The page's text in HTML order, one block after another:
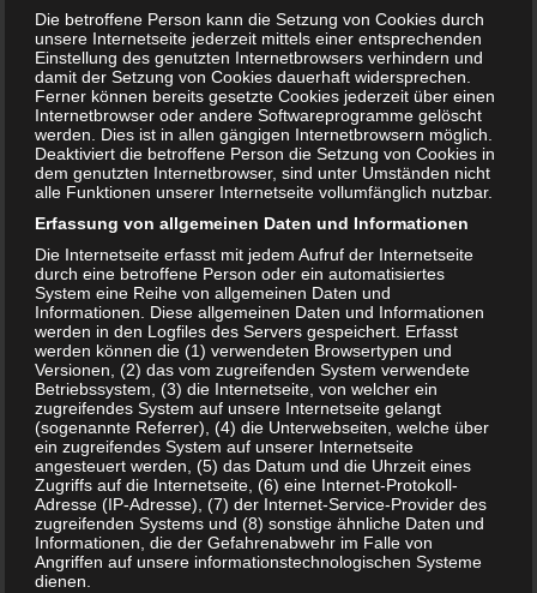
Curry in der Schwangerschaft – schädlich?
Geschenkideen für 3-Jährige
Die betroffene Person kann die Setzung von Cookies durch
unsere Internetseite jederzeit mittels einer entsprechenden
Einstellung des genutzten Internetbrowsers verhindern und
damit der Setzung von Cookies dauerhaft widersprechen.
Ferner können bereits gesetzte Cookies jederzeit über einen
Internetbrowser oder andere Softwareprogramme gelöscht
werden. Dies ist in allen gängigen Internetbrowsern möglich.
Deaktiviert die betroffene Person die Setzung von Cookies in
dem genutzten Internetbrowser, sind unter Umständen nicht
alle Funktionen unserer Internetseite vollumfänglich nutzbar.
Erfassung von allgemeinen Daten und Informationen
Die Internetseite erfasst mit jedem Aufruf der Internetseite
durch eine betroffene Person oder ein automatisiertes
System eine Reihe von allgemeinen Daten und
Informationen. Diese allgemeinen Daten und Informationen
werden in den Logfiles des Servers gespeichert. Erfasst
werden können die (1) verwendeten Browsertypen und
Versionen, (2) das vom zugreifenden System verwendete
Betriebssystem, (3) die Internetseite, von welcher ein
zugreifendes System auf unsere Internetseite gelangt
(sogenannte Referrer), (4) die Unterwebseiten, welche über
ein zugreifendes System auf unserer Internetseite
angesteuert werden, (5) das Datum und die Uhrzeit eines
Zugriffs auf die Internetseite, (6) eine Internet-Protokoll-
Adresse (IP-Adresse), (7) der Internet-Service-Provider des
zugreifenden Systems und (8) sonstige ähnliche Daten und
Informationen, die der Gefahrenabwehr im Falle von
Angriffen auf unsere informationstechnologischen Systeme
dienen.